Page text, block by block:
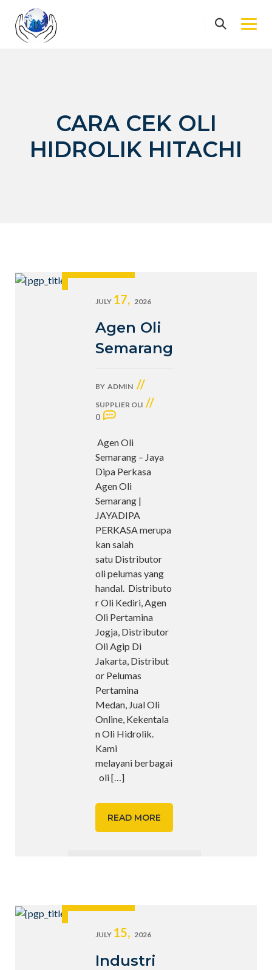
content
CARA CEK OLI
HIDROLIK HITACHI
JULY 17, 2026
Agen Oli
Semarang
BY ADMIN //
SUPPLIER OLI //
0
Agen Oli
Semarang – Jaya
Dipa Perkasa
Agen Oli
Semarang |
JAYADIPA
PERKASA merupa
kan salah
satu Distributor
oli pelumas yang
handal. Distributo
r Oli Kediri, Agen
Oli Pertamina
Jogja, Distributor
Oli Agip Di
Jakarta, Distribut
or Pelumas
Pertamina
Medan, Jual Oli
Online, Kekentala
n Oli Hidrolik.
Kami
melayani berbagai
oli[…]
READ MORE
JULY 15, 2026
Industri